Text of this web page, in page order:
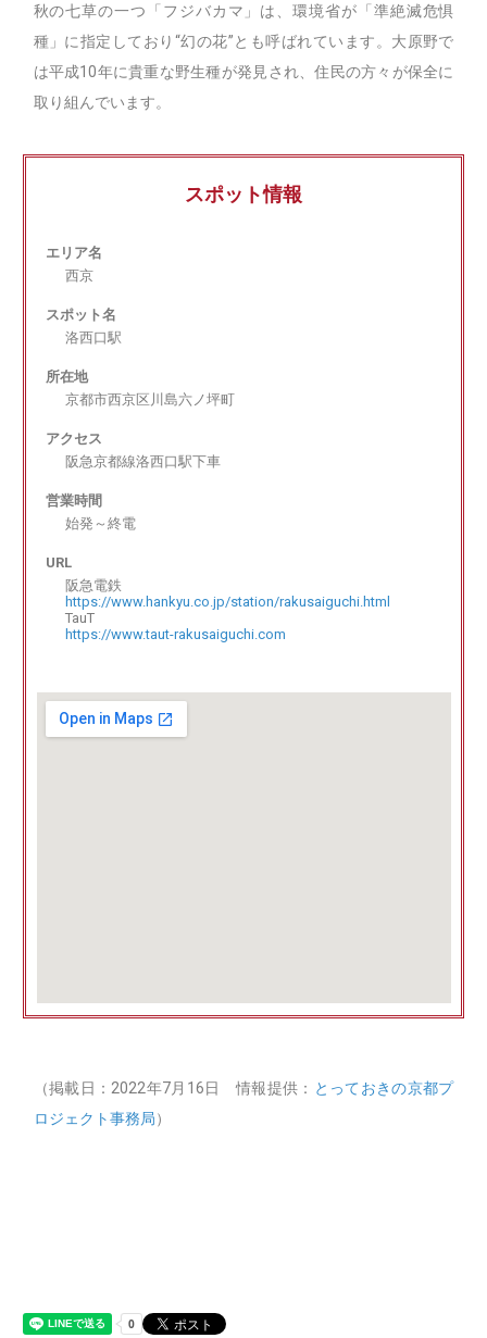
秋の七草の一つ「フジバカマ」は、環境省が「準絶滅危惧
種」に指定しており“幻の花”とも呼ばれています。大原野で
は平成10年に貴重な野生種が発見され、住民の方々が保全に
取り組んでいます。
スポット情報
エリア名
西京
スポット名
洛西口駅
所在地
京都市西京区川島六ノ坪町
アクセス
阪急京都線洛西口駅下車
営業時間
始発～終電
URL
阪急電鉄
https://www.hankyu.co.jp/station/rakusaiguchi.html
TauT
https://www.taut-rakusaiguchi.com
（掲載日：2022年7月16日 情報提供： とっておきの京都プ
ロジェクト事務局）